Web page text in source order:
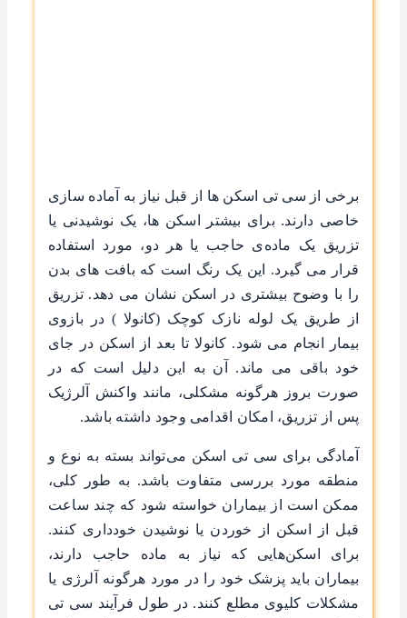
برخی از سی تی اسکن ها از قبل نیاز به آماده سازی
خاصی دارند. برای بیشتر اسکن ها، یک نوشیدنی یا
تزریق یک ماده‌ی حاجب یا هر دو، مورد استفاده
قرار می گیرد. این یک رنگ است که بافت های بدن
را با وضوح بیشتری در اسکن نشان می دهد. تزریق
از طریق یک لوله نازک کوچک (کانولا ) در بازوی
بیمار انجام می شود. کانولا تا بعد از اسکن در جای
خود باقی می ماند. آن به این دلیل است که در
صورت بروز هرگونه مشکلی، مانند واکنش آلرژیک
پس از تزریق، امکان اقدامی وجود داشته باشد.
آمادگی برای سی تی اسکن می‌تواند بسته به نوع و
منطقه مورد بررسی متفاوت باشد. به طور کلی،
ممکن است از بیماران خواسته شود که چند ساعت
قبل از اسکن از خوردن یا نوشیدن خودداری کنند.
برای اسکن‌هایی که نیاز به ماده حاجب دارند،
بیماران باید پزشک خود را در مورد هرگونه آلرژی یا
مشکلات کلیوی مطلع کنند. در طول فرآیند سی تی